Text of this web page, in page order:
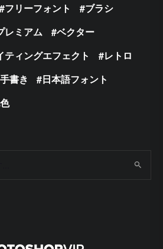
フリーフォント
ブラシ
レミアム
ベクター
ティングエフェクト
レトロ
手書き
日本語フォント